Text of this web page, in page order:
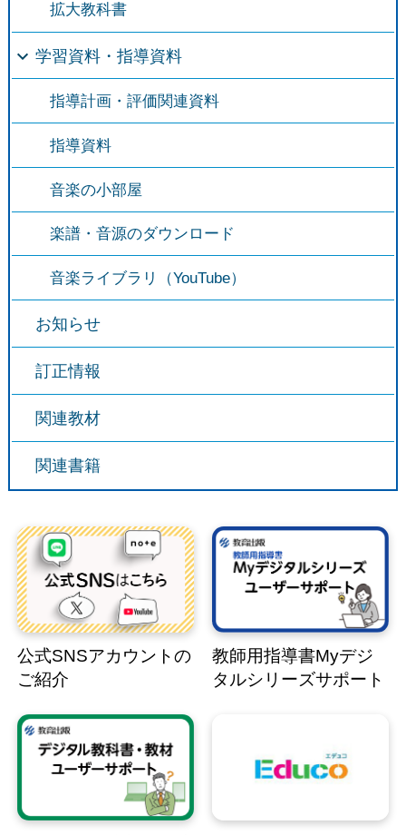
拡大教科書
学習資料・指導資料
指導計画・評価関連資料
指導資料
音楽の小部屋
楽譜・音源のダウンロード
音楽ライブラリ（YouTube）
お知らせ
訂正情報
関連教材
関連書籍
公式SNSアカウントの
ご紹介
教師用指導書Myデジ
タルシリーズサポート